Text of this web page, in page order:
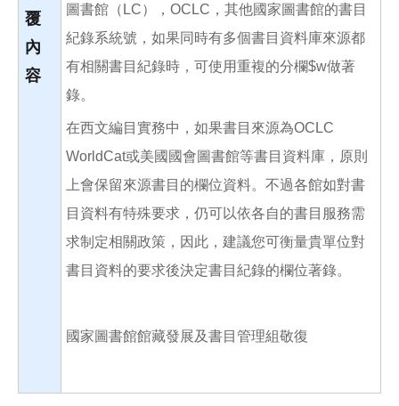
覆
內
容
圖書館（LC），OCLC，其他國家圖書館的書目
紀錄系統號，如果同時有多個書目資料庫來源都
有相關書目紀錄時，可使用重複的分欄$w做著
錄。
在西文編目實務中，如果書目來源為OCLC
WorldCat或美國國會圖書館等書目資料庫，原則
上會保留來源書目的欄位資料。不過各館如對書
目資料有特殊要求，仍可以依各自的書目服務需
求制定相關政策，因此，建議您可衡量貴單位對
書目資料的要求後決定書目紀錄的欄位著錄。
國家圖書館館藏發展及書目管理組敬復